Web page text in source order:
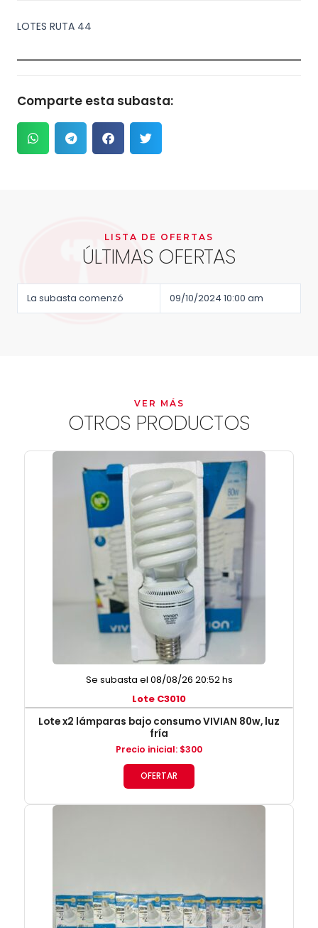
LOTES RUTA 44
Comparte esta subasta:
LISTA DE OFERTAS
ÚLTIMAS OFERTAS
La subasta comenzó 09/10/2024 10:00 am
VER MÁS
OTROS PRODUCTOS
Se subasta el 08/08/26 20:52 hs
Lote C3010
Lote x2 lámparas bajo consumo VIVIAN 80w, luz
fría
Precio inicial: $300
OFERTAR